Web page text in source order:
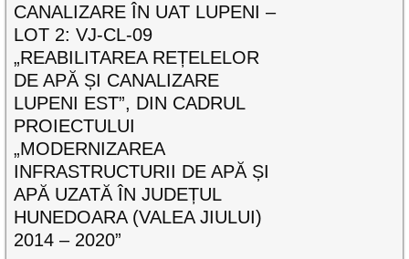
CANALIZARE ÎN UAT LUPENI –
LOT 2: VJ-CL-09
„REABILITAREA REȚELELOR
DE APĂ ȘI CANALIZARE
LUPENI EST”, DIN CADRUL
PROIECTULUI
„MODERNIZAREA
INFRASTRUCTURII DE APĂ ȘI
APĂ UZATĂ ÎN JUDEȚUL
HUNEDOARA (VALEA JIULUI)
2014 – 2020”